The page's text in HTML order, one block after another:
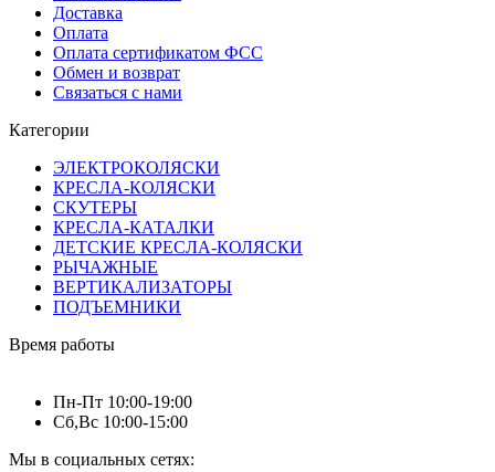
Доставка
Оплата
Оплата сертификатом ФСС
Обмен и возврат
Связаться с нами
Категории
ЭЛЕКТРОКОЛЯСКИ
КРЕСЛА-КОЛЯСКИ
СКУТЕРЫ
КРЕСЛА-КАТАЛКИ
ДЕТСКИЕ КРЕСЛА-КОЛЯСКИ
РЫЧАЖНЫЕ
ВЕРТИКАЛИЗАТОРЫ
ПОДЪЕМНИКИ
Время работы
Пн-Пт 10:00-19:00
Сб,Вс 10:00-15:00
Мы в социальных сетях: